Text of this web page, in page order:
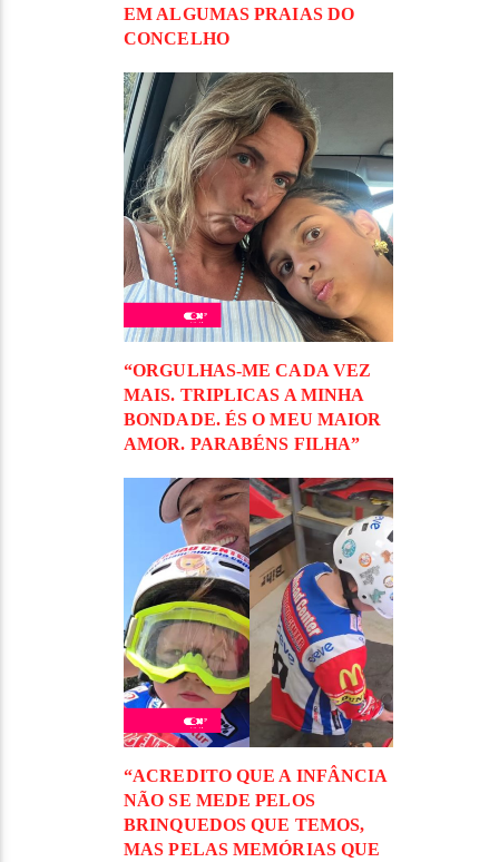
EM ALGUMAS PRAIAS DO
CONCELHO
“ORGULHAS-ME CADA VEZ
MAIS. TRIPLICAS A MINHA
BONDADE. ÉS O MEU MAIOR
AMOR. PARABÉNS FILHA”
“ACREDITO QUE A INFÂNCIA
NÃO SE MEDE PELOS
BRINQUEDOS QUE TEMOS,
MAS PELAS MEMÓRIAS QUE